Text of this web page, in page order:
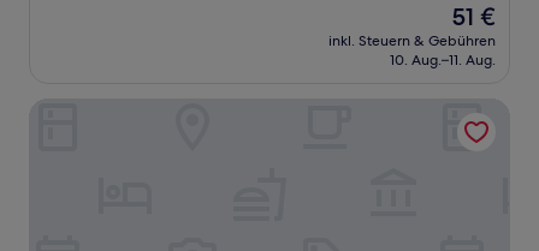
Bewertungen)
Der
Preis
beträgt
51 €
inkl. Steuern & Gebühren
10. Aug.–11. Aug.